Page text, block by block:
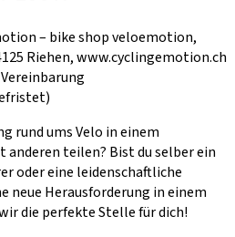
– bike shop veloemotion,
Riehen, www.cyclingemotion.ch
rund ums Velo in einem
teilen? Bist du selber ein
oder eine leidenschaftliche
neue Herausforderung in einem
die perfekte Stelle für dich!